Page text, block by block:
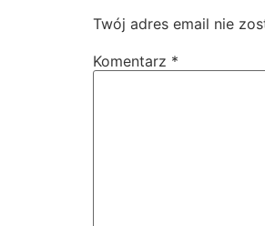
Twój adres email nie
Komentarz *